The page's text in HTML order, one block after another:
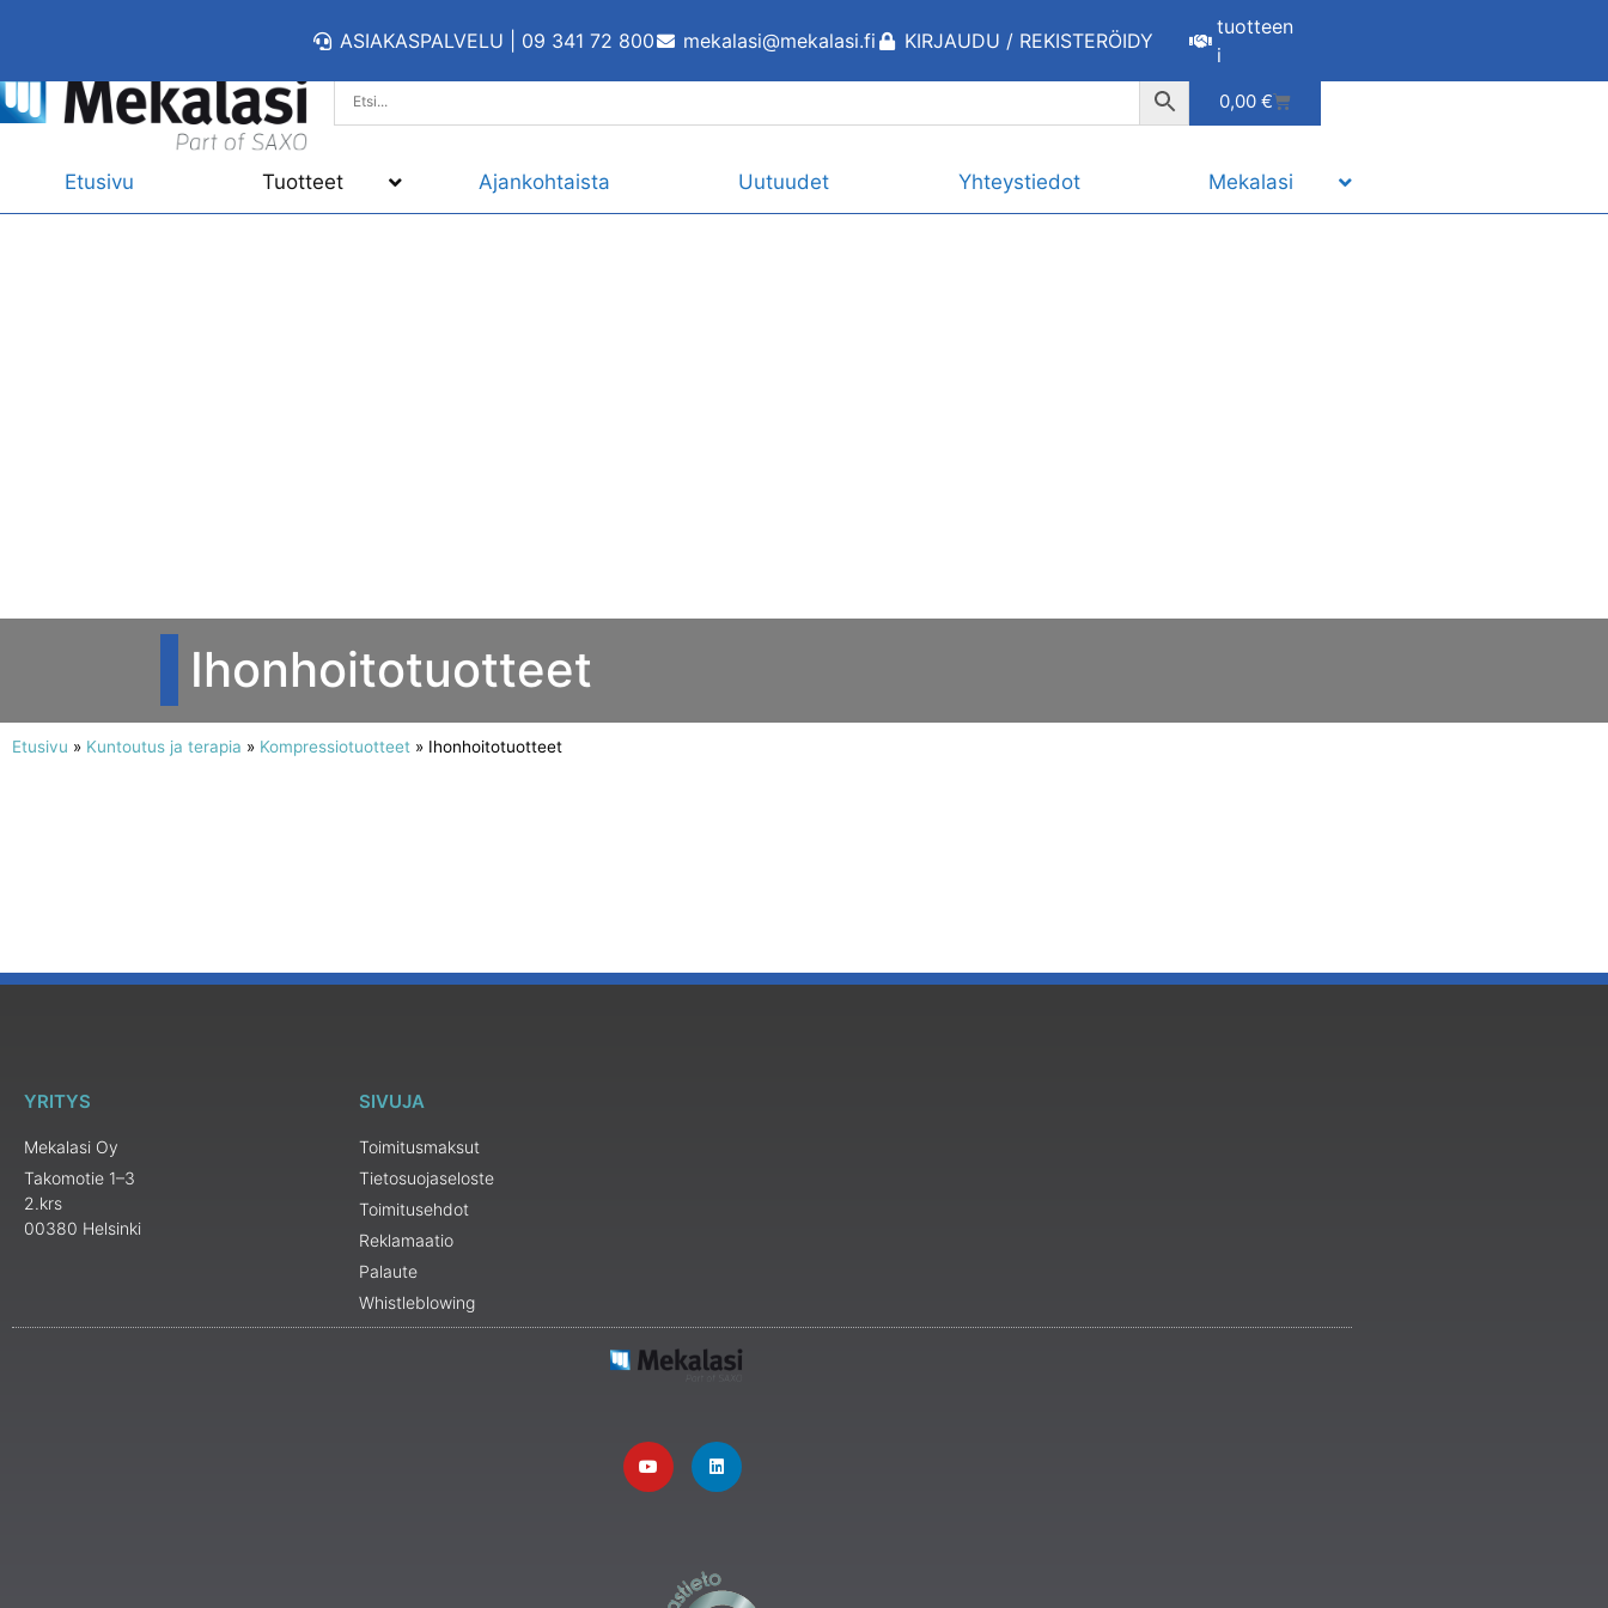
ASIAKASPALVELU | 09 341 72 800 mekalasi@mekalasi.fi KIRJAUDU / REKISTERÖIDY
tuotteen
i
0,00 €
Etusivu Tuotteet Ajankohtaista Uutuudet Yhteystiedot Mekalasi
Ihonhoitotuotteet
Etusivu » Kuntoutus ja terapia » Kompressiotuotteet » Ihonhoitotuotteet
YRITYS
Mekalasi Oy
Takomotie 1–3
2.krs
00380 Helsinki
SIVUJA
Toimitusmaksut
Tietosuojaseloste
Toimitusehdot
Reklamaatio
Palaute
Whistleblowing